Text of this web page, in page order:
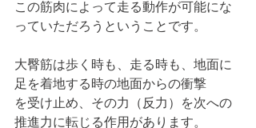
この筋肉によって走る動作が可能にな
っていただろうということです。
大臀筋は歩く時も、走る時も、地面に
足を着地する時の地面からの衝撃
を受け止め、その力（反力）を次への
推進力に転じる作用があります。